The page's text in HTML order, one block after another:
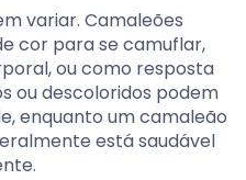
variar. Camaleões
cor para se camuflar,
ou como resposta
ou descoloridos podem
enquanto um camaleão
está saudável